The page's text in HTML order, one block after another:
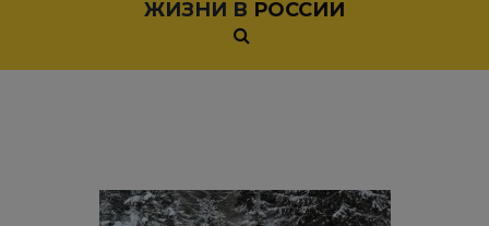
ЖИЗНИ В РОССИИ